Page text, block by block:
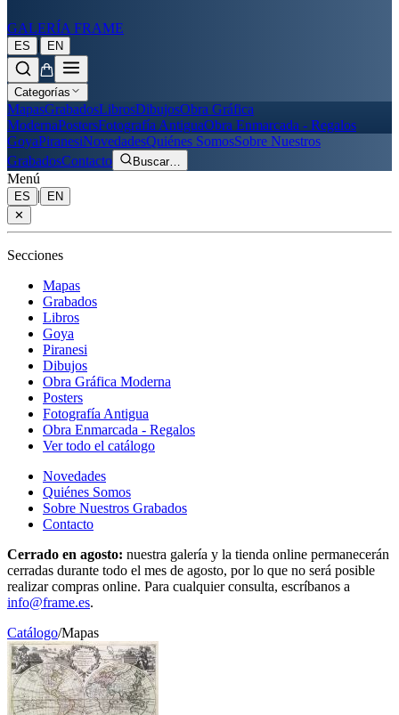
GALERÍA FRAME
ES | EN
Categorías
MapasGrabadosLibrosDibujosObra Gráfica
ModernaPostersFotografía AntiguaObra Enmarcada - Regalos
GoyaPiranesiNovedadesQuiénes SomosSobre Nuestros
GrabadosContacto Buscar…
Menú
ES |
EN
✕
Secciones
Mapas
Grabados
Libros
Goya
Piranesi
Dibujos
Obra Gráfica Moderna
Posters
Fotografía Antigua
Obra Enmarcada - Regalos
Ver todo el catálogo
Novedades
Quiénes Somos
Sobre Nuestros Grabados
Contacto
Cerrado en agosto: nuestra galería y la tienda online permanecerán
cerradas durante todo el mes de agosto, por lo que no será posible
realizar compras online. Para cualquier consulta, escríbanos a
info@frame.es.
Catálogo/Mapas